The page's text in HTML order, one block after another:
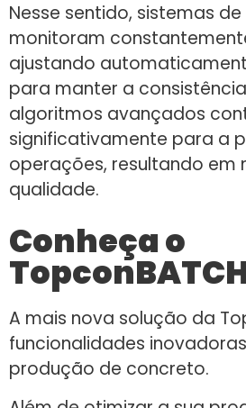
Nesse sentido, sistemas
monitoram
ajustando
para manter a
algoritmos avançados
significativamente para a
operações, resultando em
qualidade.
Conheça o
A mais nova solução da
funcionalidades
produção de concreto.